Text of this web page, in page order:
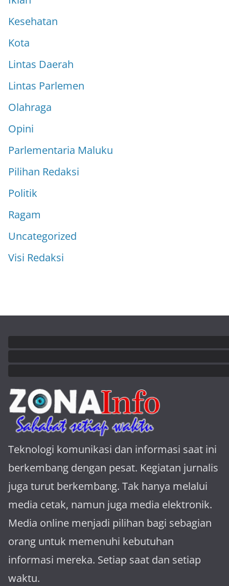
Kesehatan
Kota
Lintas Daerah
Lintas Parlemen
Olahraga
Opini
Parlementaria Maluku
Pilihan Redaksi
Politik
Ragam
Uncategorized
Visi Redaksi
Teknologi komunikasi dan informasi saat ini
berkembang dengan pesat. Kegiatan jurnalis
juga turut berkembang. Tak hanya melalui
media cetak, namun juga media elektronik.
Media online menjadi pilihan bagi sebagian
orang untuk memenuhi kebutuhan
informasi mereka. Setiap saat dan setiap
waktu.